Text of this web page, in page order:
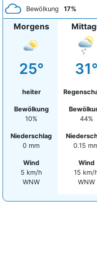
Bewölkung 17%
Morgens
25°
heiter
Bewölkung
10%
Niederschlag
0 mm
Wind
5 km/h
WNW
31°
44%
0.15
Wind
15 km/
WNW